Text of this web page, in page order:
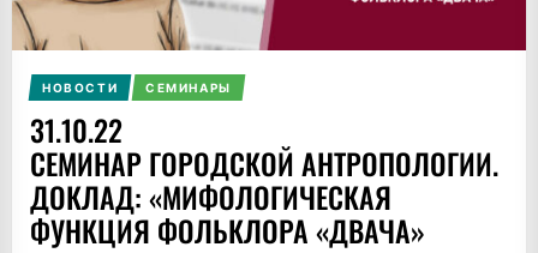
НОВОСТИ СЕМИНАРЫ
31.10.22
СЕМИНАР ГОРОДСКОЙ АНТРОПОЛОГИИ.
ДОКЛАД: «МИФОЛОГИЧЕСКАЯ
ФУНКЦИЯ ФОЛЬКЛОРА «ДВАЧА»